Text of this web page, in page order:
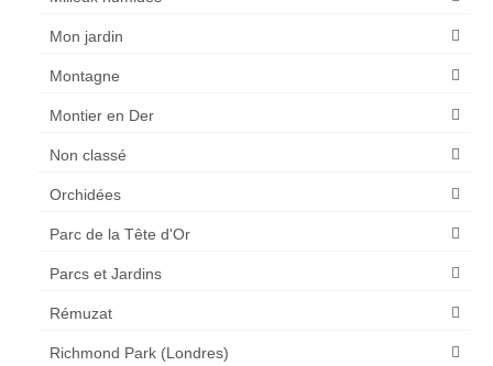
Mon jardin
Montagne
Montier en Der
Non classé
Orchidées
Parc de la Tête d'Or
Parcs et Jardins
Rémuzat
Richmond Park (Londres)